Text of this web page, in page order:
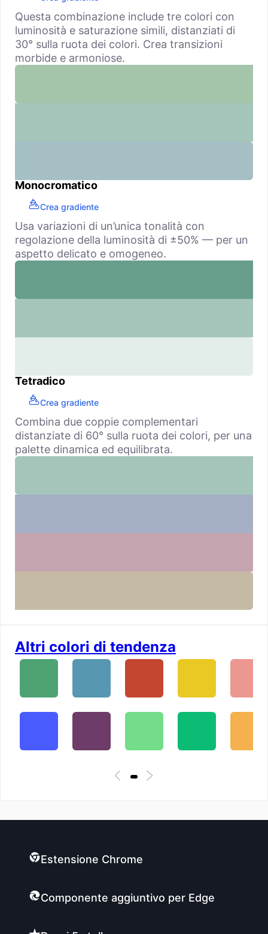
Questa combinazione include tre colori con
luminosità e saturazione simili, distanziati di
30° sulla ruota dei colori. Crea transizioni
morbide e armoniose.
Monocromatico
Crea gradiente
Usa variazioni di un’unica tonalità con
regolazione della luminosità di ±50% — per un
aspetto delicato e omogeneo.
Tetradico
Crea gradiente
Combina due coppie complementari
distanziate di 60° sulla ruota dei colori, per una
palette dinamica ed equilibrata.
Altri colori di tendenza
Estensione Chrome
Componente aggiuntivo per Edge